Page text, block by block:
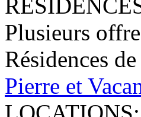
Plusieurs
Résidences
Pierre et